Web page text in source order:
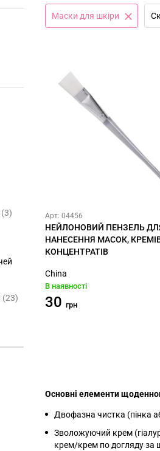
Маски для шкіри
Арт: 04456
НЕЙЛОНОВИЙ ПЕНЗЕЛЬ
НАНЕСЕННЯ МАСОК, КРЕМІВ
КОНЦЕНТРАТІВ
China
В наявності
30 грн
Основні елементи
Двофазна чистка (пінка
Зволожуючий крем
крем/крем по догляду за
(3)
(23)